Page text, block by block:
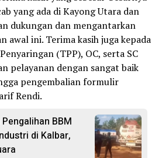
yang ada di Kayong Utara dan
dukungan dan mengantarkan
awal ini. Terima kasih juga kepada
(TPP), OC, serta SC
pelayanan dengan sangat baik
pengembalian formulir
Rendi.
BBM
di Kalbar,